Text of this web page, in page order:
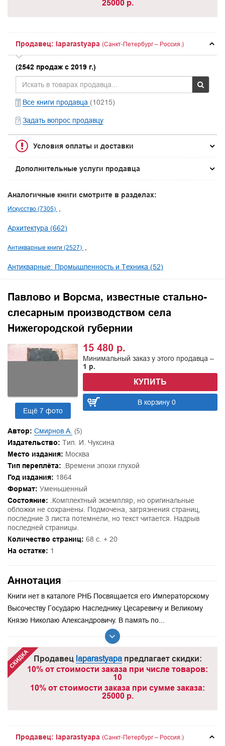
25000 р.
Продавец: laparastyapa (Санкт-Петербург – Россия.)
(2542 продаж с 2019 г.)
Все книги продавца (10215)
Задать вопрос продавцу
Условия оплаты и доставки
Дополнительные услуги продавца
Аналогичные книги смотрите в разделах:
Искусство (7305)
Архитектура (662)
Антикварные книги (2527)
Антикварные: Промышленность и Техника (52)
Павлово и Ворсма, известные стально-
слесарным производством села
Нижегородской губернии
Ещё 7 фото
15 480 р.
Минимальный заказ у этого продавца –
1 р.
КУПИТЬ
В корзину 0
Автор: Смирнов А. (5)
Издательство: Тип. И. Чуксина
Место издания: Москва
Тип переплёта: .Времени эпохи глухой
Год издания: 1864
Формат: Уменьшенный
Состояние: .Комплектный экземпляр, но оригинальные
обложки не сохранены. Подмочена, загрязнения страниц,
последние 3 листа потемнели, но текст читается. Надрыв
последней страницы.
Количество страниц: 68 с. + 20
На остатке: 1
Аннотация
Книги нет в каталоге РНБ Посвящается его Императорскому
Высочеству Государю Наследнику Цесаревичу и Великому
Князю Николаю Александровичу. В память по...
Продавец laparastyapaпредлагает скидки:
10% от стоимости заказа при числе товаров:
10
10% от стоимости заказа при сумме заказа:
25000 р.
Продавец: laparastyapa (Санкт-Петербург – Россия.)